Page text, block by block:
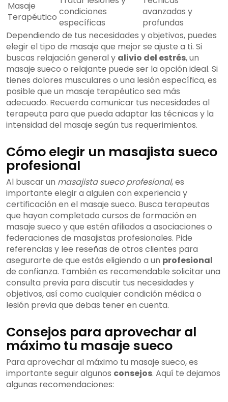
Masaje
Terapéutico condiciones
específicas
avanzadas y
profundas
Dependiendo de tus necesidades y objetivos, puedes
elegir el tipo de masaje que mejor se ajuste a ti. Si
buscas relajación general y alivio del estrés, un
masaje sueco o relajante puede ser la opción ideal. Si
tienes dolores musculares o una lesión específica, es
posible que un masaje terapéutico sea más
adecuado. Recuerda comunicar tus necesidades al
terapeuta para que pueda adaptar las técnicas y la
intensidad del masaje según tus requerimientos.
Cómo elegir un masajista sueco
profesional
Al buscar un masajista sueco profesional, es
importante elegir a alguien con experiencia y
certificación en el masaje sueco. Busca terapeutas
que hayan completado cursos de formación en
masaje sueco y que estén afiliados a asociaciones o
federaciones de masajistas profesionales. Pide
referencias y lee reseñas de otros clientes para
asegurarte de que estás eligiendo a un profesional
de confianza. También es recomendable solicitar una
consulta previa para discutir tus necesidades y
objetivos, así como cualquier condición médica o
lesión previa que debas tener en cuenta.
Consejos para aprovechar al
máximo tu masaje sueco
Para aprovechar al máximo tu masaje sueco, es
importante seguir algunos consejos. Aquí te dejamos
algunas recomendaciones: